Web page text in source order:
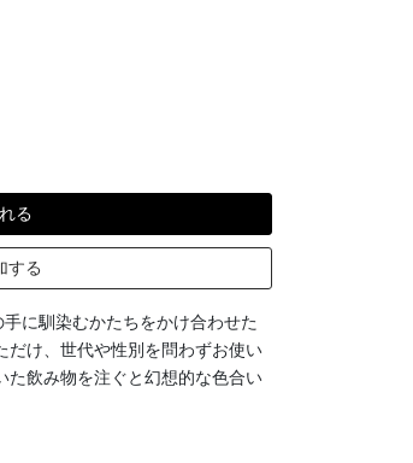
に馴染むかたちをかけ合わせた
だけ、世代や性別を問わずお使い
た飲み物を注ぐと幻想的な色合い
る
する